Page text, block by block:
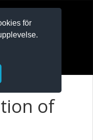
för
of